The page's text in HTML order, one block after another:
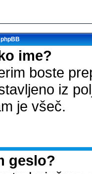
ime?
boste
iz
je všeč.
geslo?